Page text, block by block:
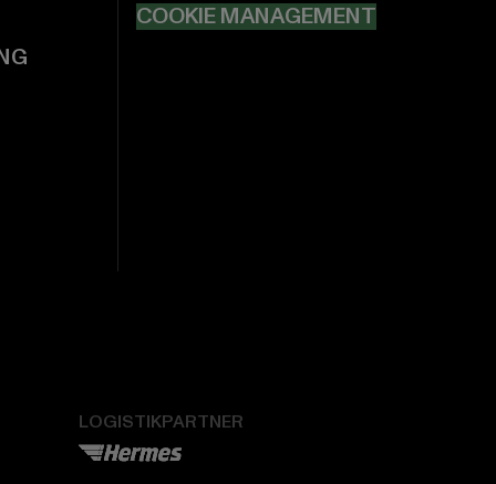
COOKIE MANAGEMENT
LOGISTIKPARTNER